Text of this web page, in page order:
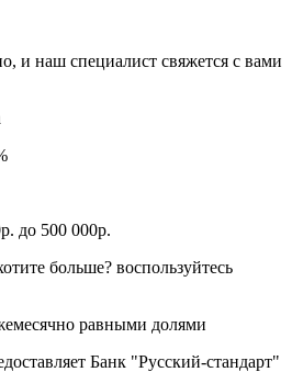
и наш специалист свяжется с вами
до 500 000р.
больше? воспользуйтесь
равными долями
Банк "Русский-стандарт"